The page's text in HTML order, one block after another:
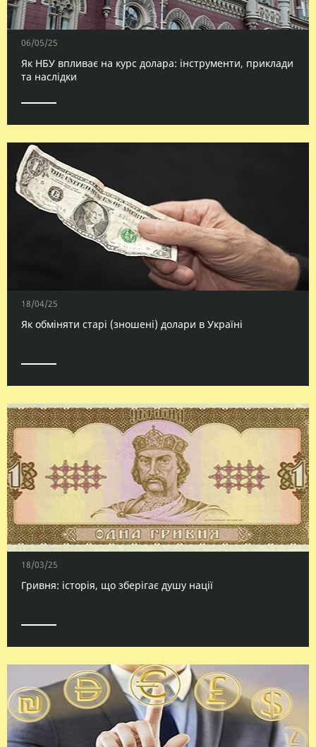
06/05/25
Як НБУ впливає на курс долара: інструменти, приклади
та наслідки
18/04/25
Як обміняти старі (зношені) долари в Україні
18/03/25
Гривня: історія, що зберігає душу нації